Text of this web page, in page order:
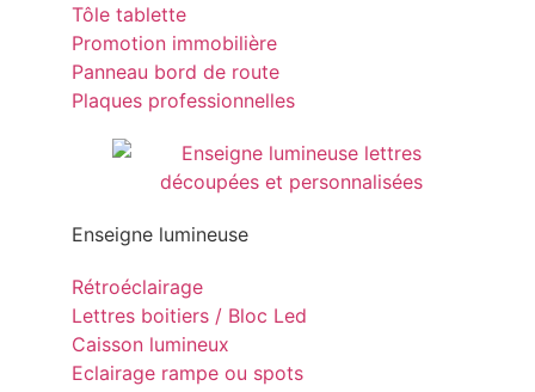
Tôle tablette
Promotion immobilière
Panneau bord de route
Plaques professionnelles
Enseigne lumineuse
Rétroéclairage
Lettres boitiers / Bloc Led
Caisson lumineux
Eclairage rampe ou spots